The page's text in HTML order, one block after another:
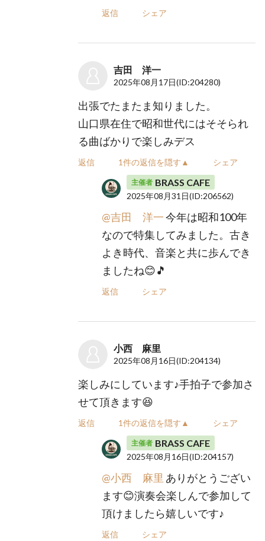
返信 シェア
吉田 洋一
2025年08月17日(ID:204280)
出張でたまたま知りました。
山口県在住で昭和世代にはそそられ
る曲ばかりで楽しみデス
返信 1件の返信を隠す▲ シェア
主催者 BRASS CAFE
2025年08月31日(ID:206562)
@吉田 洋一今年は昭和100年
なので特集してみました。古き
よき時代、音楽と共に歩んでき
ましたね😊🎵
返信 シェア
小西 麻里
2025年08月16日(ID:204134)
楽しみにしています♪手拍子で参加さ
せて頂きます😆
返信 1件の返信を隠す▲ シェア
主催者 BRASS CAFE
2025年08月16日(ID:204157)
@小西 麻里 ありがとうござい
ます😊演奏会楽しんで参加して
頂けましたら嬉しいです♪
返信 シェア